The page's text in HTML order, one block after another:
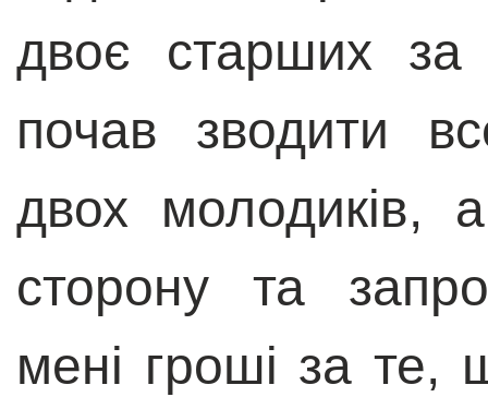
двоє старших за
почав зводити
двох молодиків,
сторону та
мені гроші за те,